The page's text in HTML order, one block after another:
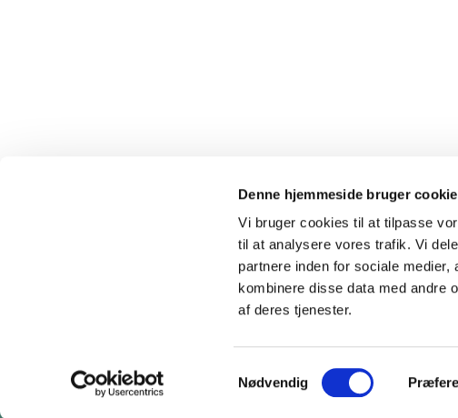
Denne hjemmeside bruger
Vi bruger cookies til at tilpasse
til at analysere vores trafik. Vi
partnere inden for sociale
kombinere disse data med andre
af deres tjenester.
a
Nødvendig